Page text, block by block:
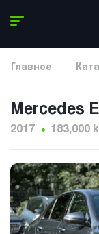
Главное
Mercedes
2017 183,000